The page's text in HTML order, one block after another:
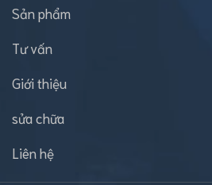
Sản phẩm
Tư vấn
Giới thiệu
sửa chữa
Liên hệ